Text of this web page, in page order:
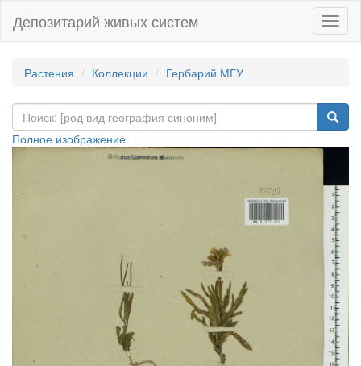
Депозитарий живых систем
Растения Коллекции Гербарий МГУ
Полное изображение